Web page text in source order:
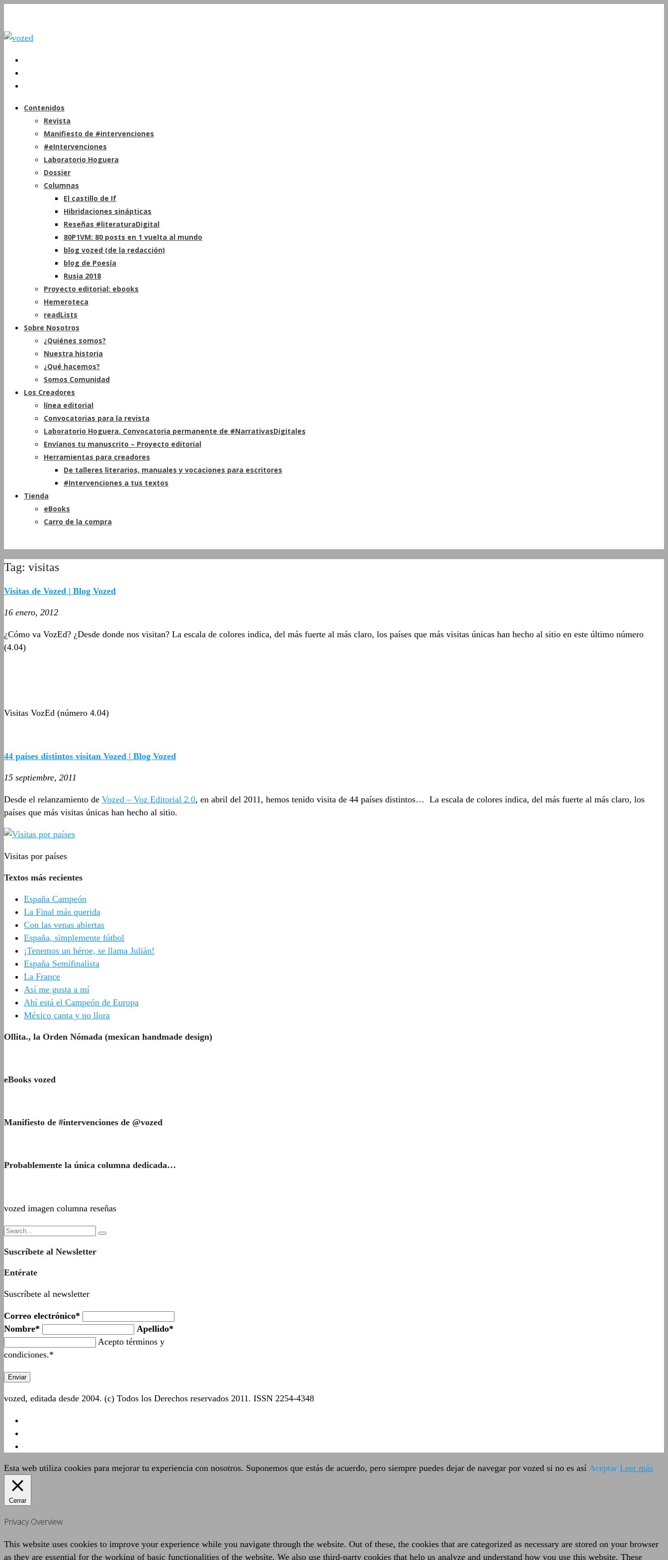
Contenidos
Revista
Manifiesto de #intervenciones
#eIntervenciones
Laboratorio Hoguera
Dossier
Columnas
El castillo de If
Hibridaciones sinápticas
Reseñas #literaturaDigital
80P1VM: 80 posts en 1 vuelta al mundo
blog vozed (de la redacción)
blog de Poesía
Rusia 2018
Proyecto editorial: ebooks
Hemeroteca
readLists
Sobre Nosotros
¿Quiénes somos?
Nuestra historia
¿Qué hacemos?
Somos Comunidad
Los Creadores
línea editorial
Convocatorias para la revista
Laboratorio Hoguera. Convocatoria permanente de #NarrativasDigitales
Envíanos tu manuscrito – Proyecto editorial
Herramientas para creadores
De talleres literarios, manuales y vocaciones para escritores
#Intervenciones a tus textos
Tienda
eBooks
Carro de la compra
Tag: visitas
Visitas de Vozed | Blog Vozed
16 enero, 2012
¿Cómo va VozEd? ¿Desde donde nos visitan? La escala de colores indica, del más fuerte al más claro, los países que más visitas únicas han hecho al sitio en este último número
(4.04)
Visitas VozEd (número 4.04)
44 países distintos visitan Vozed | Blog Vozed
15 septiembre, 2011
Desde el relanzamiento de Vozed – Voz Editorial 2.0, en abril del 2011, hemos tenido visita de 44 países distintos… La escala de colores indica, del más fuerte al más claro, los
países que más visitas únicas han hecho al sitio.
Visitas por países
Textos más recientes
España Campeón
La Final más querida
Con las venas abiertas
España, simplemente fútbol
¡Tenemos un héroe, se llama Julián!
España Semifinalista
La France
Así me gusta a mí
Ahí está el Campeón de Europa
México canta y no llora
Ollita., la Orden Nómada (mexican handmade design)
eBooks vozed
Manifiesto de #intervenciones de @vozed
Probablemente la única columna dedicada…
vozed imagen columna reseñas
Suscríbete al Newsletter
Entérate
Suscríbete al newsletter
Correo electrónico*
Nombre*
Apellido*
Acepto términos y
condiciones.*
vozed, editada desde 2004. (c) Todos los Derechos reservados 2011. ISSN 2254-4348
Esta web utiliza cookies para mejorar tu experiencia con nosotros. Suponemos que estás de acuerdo, pero siempre puedes dejar de navegar por vozed si no es así Aceptar Leer más
Cerrar
Privacy Overview
This website uses cookies to improve your experience while you navigate through the website. Out of these, the cookies that are categorized as necessary are stored on your browser
as they are essential for the working of basic functionalities of the website. We also use third-party cookies that help us analyze and understand how you use this website. These